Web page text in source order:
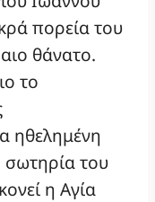
πορεία του
θάνατο.
το
ηθελημένη
σωτηρία του
η Αγία